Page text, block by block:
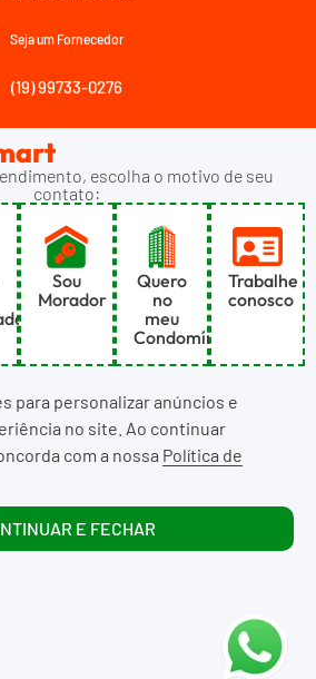
Seja um Fornecedor
(19) 99733-0276
escolha o motivo de seu
contato:
Sou
Morador
Quero
no
meu
Condomínio
Trabalhe
conosco
para personalizar anúncios e
no site. Ao continuar
com a nossa Política de
E FECHAR